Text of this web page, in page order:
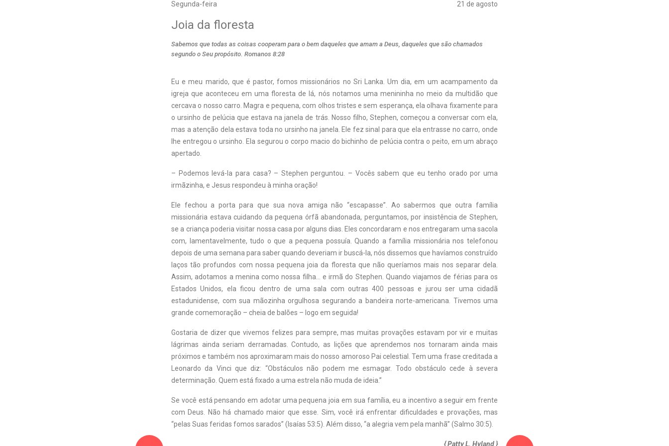
Segunda-feira 21 de agosto
Joia da floresta
Sabemos que todas as coisas cooperam para o bem daqueles que amam a Deus, daqueles que são chamados
segundo o Seu propósito. Romanos 8:28
Eu e meu marido, que é pastor, fomos missionários no Sri Lanka. Um dia, em um acampamento da
igreja que aconteceu em uma floresta de lá, nós notamos uma menininha no meio da multidão que
cercava o nosso carro. Magra e pequena, com olhos tristes e sem esperança, ela olhava fixamente para
o ursinho de pelúcia que estava na janela de trás. Nosso filho, Stephen, começou a conversar com ela,
mas a atenção dela estava toda no ursinho na janela. Ele fez sinal para que ela entrasse no carro, onde
lhe entregou o ursinho. Ela segurou o corpo macio do bichinho de pelúcia contra o peito, em um abraço
apertado.
– Podemos levá-la para casa? – Stephen perguntou. – Vocês sabem que eu tenho orado por uma
irmãzinha, e Jesus respondeu à minha oração!
Ele fechou a porta para que sua nova amiga não “escapasse”. Ao sabermos que outra família
missionária estava cuidando da pequena órfã abandonada, perguntamos, por insistência de Stephen,
se a criança poderia visitar nossa casa por alguns dias. Eles concordaram e nos entregaram uma sacola
com, lamentavelmente, tudo o que a pequena possuía. Quando a família missionária nos telefonou
depois de uma semana para saber quando deveriam ir buscá-la, nós dissemos que havíamos construído
laços tão profundos com nossa pequena joia da floresta que não queríamos mais nos separar dela.
Assim, adotamos a menina como nossa filha… e irmã do Stephen. Quando viajamos de férias para os
Estados Unidos, ela ficou dentro de uma sala com outras 400 pessoas e jurou ser uma cidadã
estadunidense, com sua mãozinha orgulhosa segurando a bandeira norte-americana. Tivemos uma
grande comemoração – cheia de balões – logo em seguida!
Gostaria de dizer que vivemos felizes para sempre, mas muitas provações estavam por vir e muitas
lágrimas ainda seriam derramadas. Contudo, as lições que aprendemos nos tornaram ainda mais
próximos e também nos aproximaram mais do nosso amoroso Pai celestial. Tem uma frase creditada a
Leonardo da Vinci que diz: “Obstáculos não podem me esmagar. Todo obstáculo cede à severa
determinação. Quem está fixado a uma estrela não muda de ideia.”
Se você está pensando em adotar uma pequena joia em sua família, eu a incentivo a seguir em frente
com Deus. Não há chamado maior que esse. Sim, você irá enfrentar dificuldades e provações, mas
“pelas Suas feridas fomos sarados” (Isaías 53:5). Além disso, “a alegria vem pela manhã” (Salmo 30:5).
{ Patty L. Hyland }